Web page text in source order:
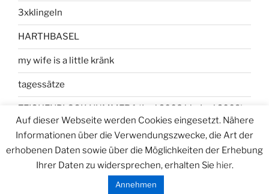
3xklingeln
HARTHBASEL
my wife is a little kränk
tagessätze
ZEICHENBLOCK NUMMER 1 (Juni 2008 bis Juni 2009)
Stolz präsentiert von WordPress
Auf dieser Webseite werden Cookies eingesetzt. Nähere
Informationen über die Verwendungszwecke, die Art der
erhobenen Daten sowie über die Möglichkeiten der Erhebung
Ihrer Daten zu widersprechen, erhalten Sie hier.
Annehmen